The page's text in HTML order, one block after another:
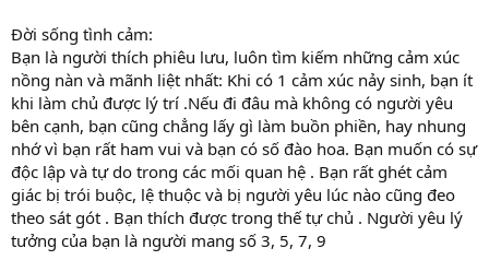
Đời sống tình cảm:
Bạn là người thích phiêu lưu, luôn tìm kiếm những cảm xúc
nồng nàn và mãnh liệt nhất: Khi có 1 cảm xúc nảy sinh, bạn ít
khi làm chủ được lý trí .Nếu đi đâu mà không có người yêu
bên cạnh, bạn cũng chẳng lấy gì làm buồn phiền, hay nhung
nhớ vì bạn rất ham vui và bạn có số đào hoa. Bạn muốn có sự
độc lập và tự do trong các mối quan hệ . Bạn rất ghét cảm
giác bị trói buộc, lệ thuộc và bị người yêu lúc nào cũng đeo
theo sát gót . Bạn thích được trong thế tự chủ . Người yêu lý
tưởng của bạn là người mang số 3, 5, 7, 9